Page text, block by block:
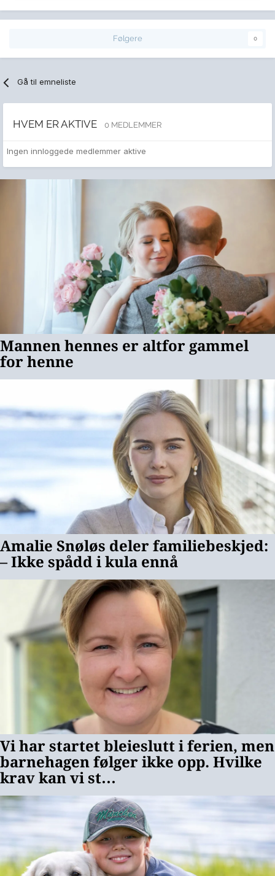
Følgere 0
Gå til emneliste
HVEM ER AKTIVE 0 MEDLEMMER
Ingen innloggede medlemmer aktive